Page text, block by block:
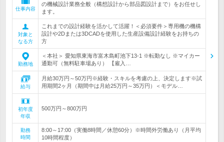
仕事内容
の機械設計業務全般（構想設計から部品図設計まで）をお任せし
ます。
対象と
なる方
これまでの設計経験を活かして活躍！＜必須要件＞専用機の機構
設計や2Dまたは3DCADを使用した生産設備設計経験をお持ちの
方
勤務地
＜本社＞ 愛知県東海市富木島町池下13-1 ※転勤なし ※マイカー
通勤可（無料駐車場あり） 【雇入…
給与
月給30万円～50万円※経験・スキルを考慮の上、決定します※試
用期間2ヶ月（期間中は月給25万円～35万円）＜モデル…
初年度
年収
500万円～800万円
勤務
時間
8:00～17:00（実働8時間／休憩60分）※時間外労働あり（月平均
10時間程度）